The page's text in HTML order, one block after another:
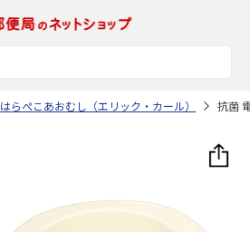
はらぺこあおむし（エリック・カール） 抗菌